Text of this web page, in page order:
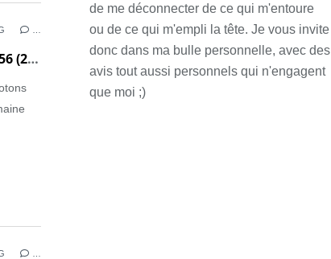
C'est lundi! Que lisez-vous #56 (26 mars 2018)
de me déconnecter de ce qui m'entoure
ou de ce qui m'empli la tête. Je vous invite
donc dans ma bulle personnelle, avec des
avis tout aussi personnels qui n'engagent
que moi ;)